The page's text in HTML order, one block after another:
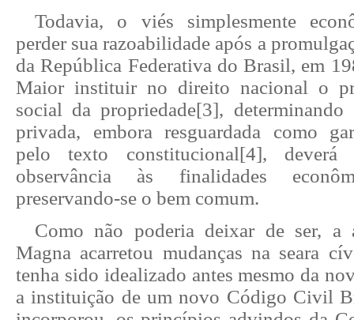
Todavia, o viés simplesmente
perder sua razoabilidade após a
da República Federativa do Brasil, em
Maior instituir no direito nacional o
social da propriedade[3], determinando
privada, embora resguardada como
pelo texto constitucional[4], deverá
observância às finalidades
preservando-se o bem comum.
Como não poderia deixar de ser, a
Magna acarretou mudanças na seara
tenha sido idealizado antes mesmo da
a instituição de um novo Código Civil